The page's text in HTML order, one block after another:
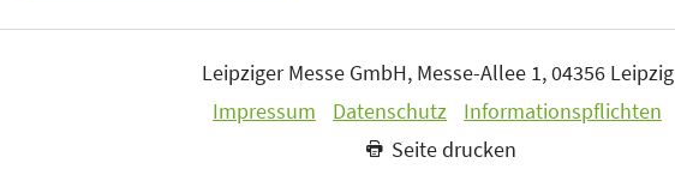
Leipziger Messe GmbH, Messe-Allee 1, 04356 Leipzig
Impressum
Datenschutz
Informationspflichten
Seite drucken